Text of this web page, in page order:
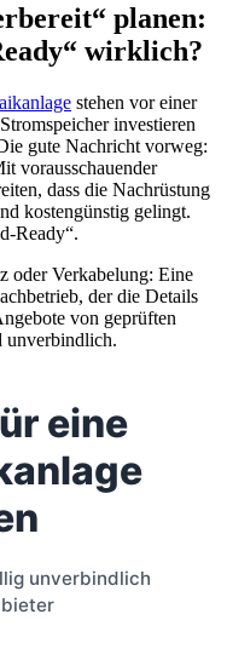
planen:
wirklich?
stehen vor einer
investieren
gute Nachricht vorweg:
vorausschauender
dass die Nachrüstung
kostengünstig gelingt.
Ready“.
oder Verkabelung: Eine
der die Details
von geprüften
unverbindlich.
eine
unverbindlich